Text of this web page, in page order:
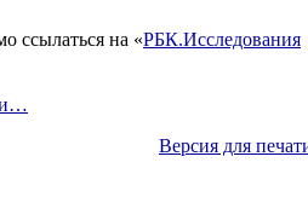
ссылаться на «РБК.Исследования
Версия для